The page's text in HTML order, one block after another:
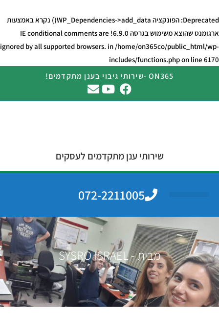
Deprecated
: הפונקציה WP_Dependencies->add_data() נקרא באמצעות
ארגומנט שהוצא משימוש
בגרסה 6.9.0! IE conditional comments are
ignored by all supported browsers. in /home/on365co/public_html/wp-
includes/functions.phpon line 6170
ON365 -שירותי גיבוי בענן מתקדמים!
שירותי ענן מתקדמים לעסקים
072-2211005
מבית - SYSRO ISRAEL